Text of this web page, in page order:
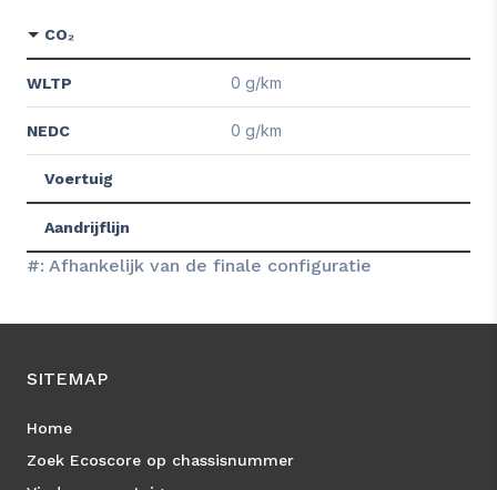
CO₂
WLTP 0 g/km
NEDC 0 g/km
Voertuig
Aandrijflijn
#: Afhankelijk van de finale configuratie
SITEMAP
Home
Zoek Ecoscore op chassisnummer